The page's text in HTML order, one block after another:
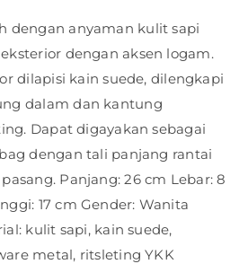
dengan anyaman kulit sapi
dengan aksen logam.
dilapisi kain suede, dilengkapi
dalam dan kantung
Dapat digayakan sebagai
dengan tali panjang rantai
Panjang: 26 cm Lebar: 8
17 cm Gender: Wanita
kulit sapi, kain suede,
metal, ritsleting YKK